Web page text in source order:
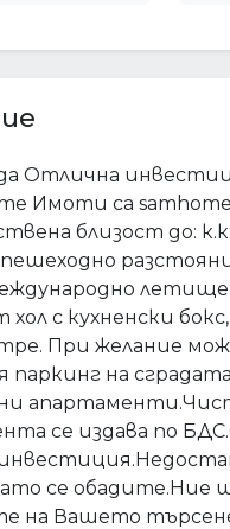
Отлична
Имоти са
близост до:
пешеходно
с кухненски
При желание
паркинг на
се издава по
се обадите.Ние
на Вашето